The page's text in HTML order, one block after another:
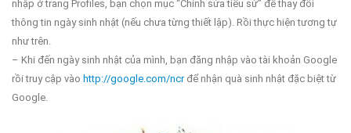
nhập ở trang Profiles, bạn chọn mục “Chỉnh sửa tiểu sử” để thay đổi
thông tin ngày sinh nhật (nếu chưa từng thiết lập). Rồi thực hiện tương tự
như trên.
– Khi đến ngày sinh nhật của mình, bạn đăng nhập vào tài khoản Google
rồi truy cập vào http://google.com/ncrđể nhận quà sinh nhật đặc biệt từ
Google.